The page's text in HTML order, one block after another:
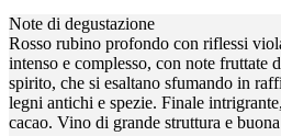
Note di degustazione
Rosso rubino profondo con riflessi
intenso e complesso, con note fruttate
spirito, che si esaltano sfumando in
legni antichi e spezie. Finale
cacao. Vino di grande struttura e